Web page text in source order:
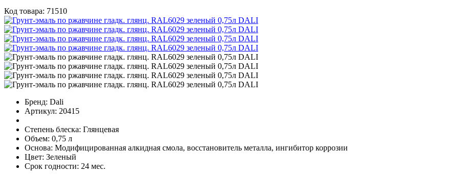
Код товара: 71510
Бренд: Dali
Артикул: 20415
Степень блеска: Глянцевая
Объем: 0,75 л
Основа: Модифицированная алкидная смола, восстановитель металла, ингибитор коррозии
Цвет: Зеленый
Срок годности: 24 мес.